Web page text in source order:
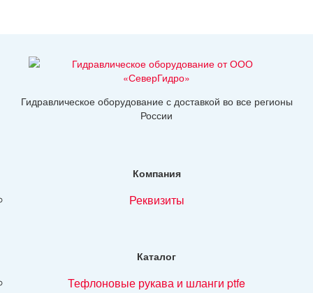
Гидравлическое оборудование с доставкой во все регионы
России
Компания
реквизиты
Каталог
тефлоновые рукава и шланги ptfe